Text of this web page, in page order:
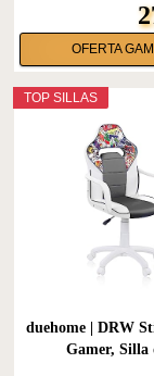
OFERTA
TOP SILLAS
duehome | DRW
Gamer, Silla